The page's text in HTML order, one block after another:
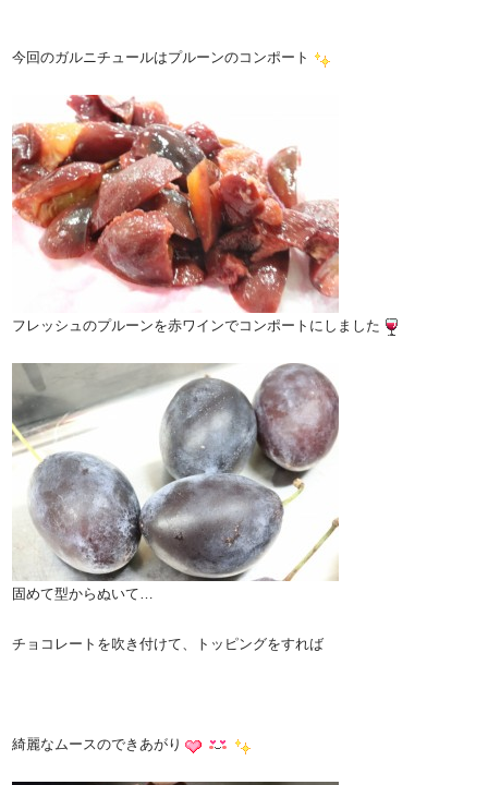
今回のガルニチュールはプルーンのコンポート
フレッシュのプルーンを赤ワインでコンポートにしました
固めて型からぬいて…
チョコレートを吹き付けて、トッピングをすれば
綺麗なムースのできあがり